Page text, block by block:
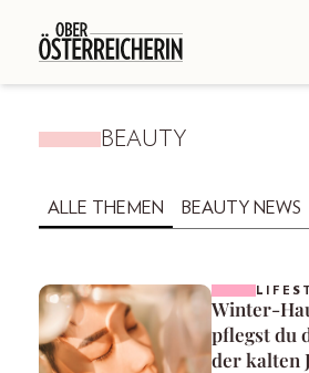
BEAUTY
ALLE THEMEN BEAUTY NEWS
Winter-
pflegst du
der kalten